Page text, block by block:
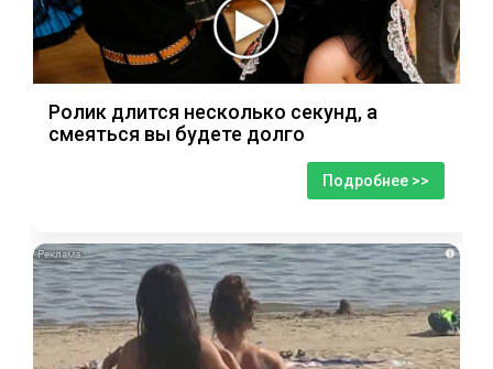
Ролик длится несколько секунд, а
смеяться вы будете долго
Подробнее >>
i